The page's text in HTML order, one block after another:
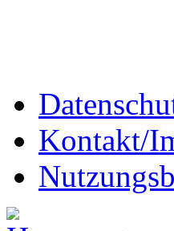
Kontakt/